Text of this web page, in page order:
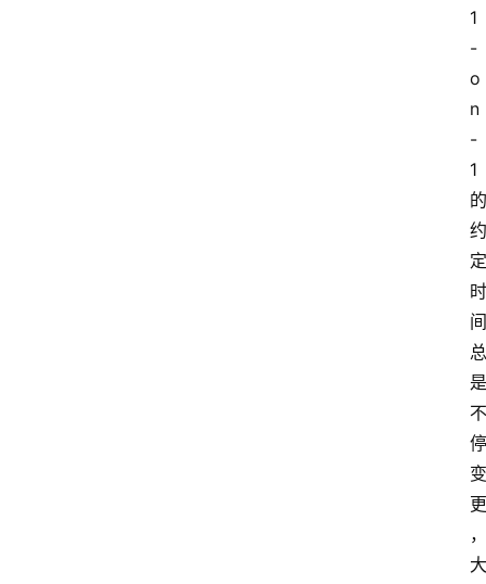
1
-
o
n
-
1
的
约
定
时
间
总
是
不
停
变
更
，
大